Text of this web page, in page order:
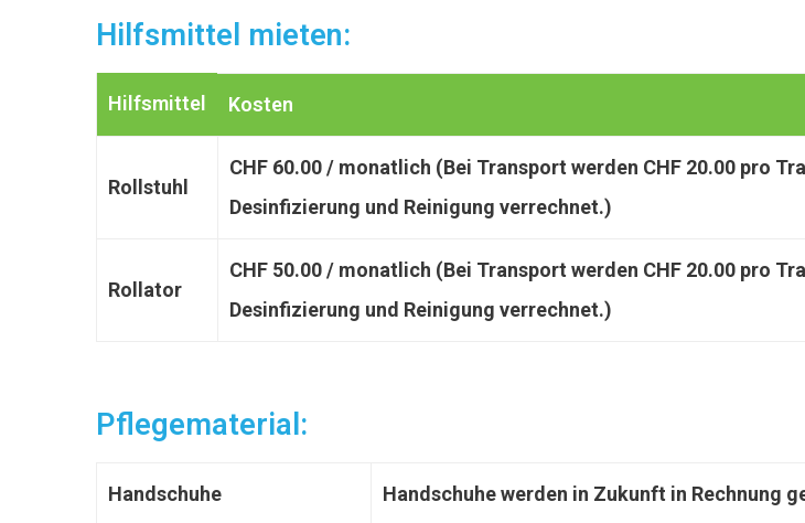
Hilfsmittel mieten:
Hilfsmittel Kosten
Rollstuhl
CHF 60.00 / monatlich (Bei Transport werden CHF 20.00 pro
Desinfizierung und Reinigung verrechnet.)
Rollator
CHF 50.00 / monatlich (Bei Transport werden CHF 20.00 pro
Desinfizierung und Reinigung verrechnet.)
Pflegematerial:
Handschuhe Handschuhe werden in Zukunft in Rechnung